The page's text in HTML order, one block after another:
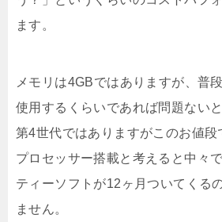
ます。
メモリは4GBではありますが、普
使用するくらいであれば問題ない
第4世代ではありますがこのお値
プロセッサー搭載と考えると中々
ティーソフトが12ヶ月ついてくる
ません。